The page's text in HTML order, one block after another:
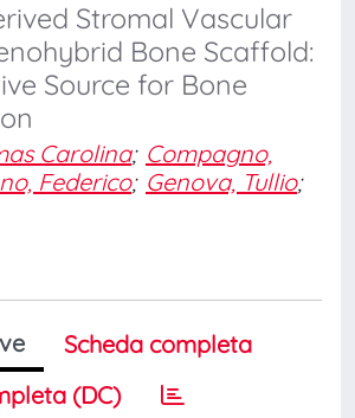
Stromal Vascular
Bone Scaffold:
Source for Bone
Carolina; Compagno,
Federico; Genova, Tullio;
Scheda completa
(DC)